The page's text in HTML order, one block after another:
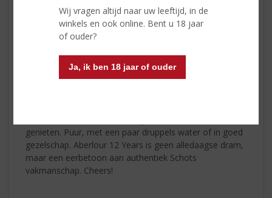
Wij vragen altijd naar uw leeftijd, in de
winkels en ook online. Bent u 18 jaar
of ouder?
Ja, ik ben 18 jaar of ouder
In de neus ontdek je frisse tonen van rode appel en
zachte honing, verfijnd aangevuld met warme kruiden.
In de mond ontvouwen zich lagen van gedroogd fruit,
romige chocolade en een subtiele nootachtige toets.
De afdronk is zacht, licht kruidig en aangenaam
genieten. Puur, met een paar druppels water of in goed
gezelschap. Aberlour 12 Years is geen alledaagse dram,
maar een eerbetoon aan authentiek Schots
vakmanschap. Cheers!